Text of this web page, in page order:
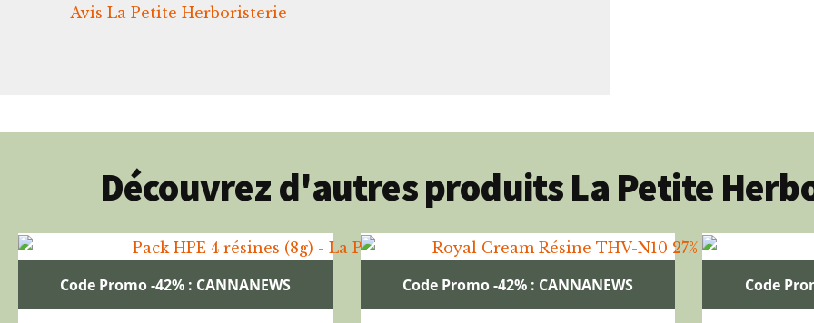
Avis La Petite Herboristerie
Découvrez d'autres produits La Petite
Code Promo -42% : CANNANEWS Code Promo -42% : CANNANEWS Code